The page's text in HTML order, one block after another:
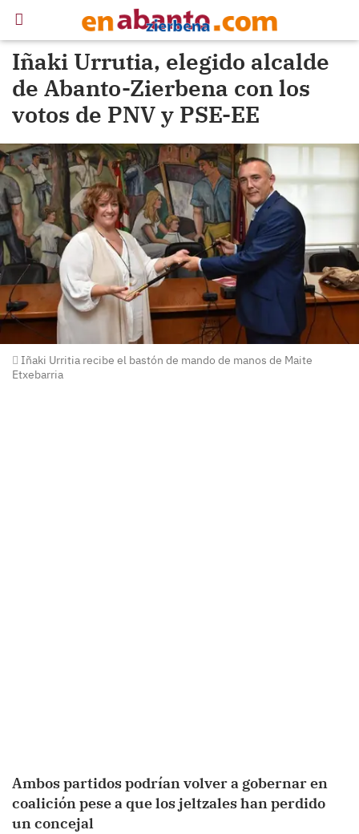
Iñaki Urrutia, elegido alcalde
de Abanto-Zierbena con los
votos de PNV y PSE-EE
Iñaki Urritia recibe el bastón de mando de manos de Maite
Etxebarria
Ambos partidos podrían volver a gobernar en
coalición pese a que los jeltzales han perdido
un concejal